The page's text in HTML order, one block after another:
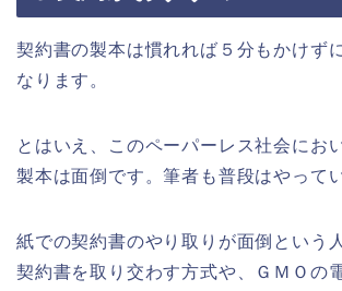
契約書の製本は慣れれば５分もかけず
なります。
とはいえ、このペーパーレス社会にお
製本は面倒です。筆者も普段はやって
紙での契約書のやり取りが面倒という
契約書を取り交わす方式や、ＧＭＯの